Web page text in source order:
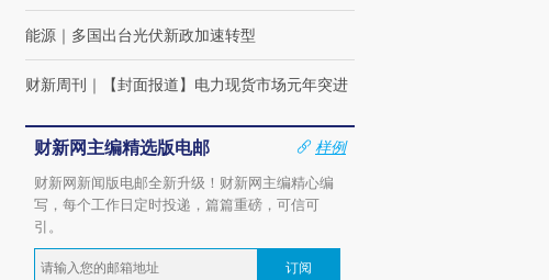
能源 ｜ 多国出台光伏新政加速转型
财新周刊 ｜ 【封面报道】电力现货市场元年突进
财新网主编精选版电邮
样例
财新网新闻版电邮全新升级！财新网主编精心编
写，每个工作日定时投递，篇篇重磅，可信可
引。
订阅